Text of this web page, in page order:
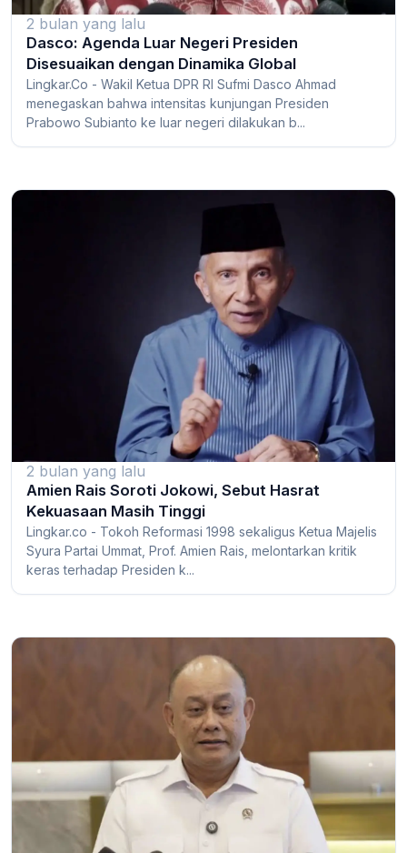
2 bulan yang lalu
Dasco: Agenda Luar Negeri Presiden
Disesuaikan dengan Dinamika Global
Lingkar.Co - Wakil Ketua DPR RI Sufmi Dasco Ahmad
menegaskan bahwa intensitas kunjungan Presiden
Prabowo Subianto ke luar negeri dilakukan b...
2 bulan yang lalu
Amien Rais Soroti Jokowi, Sebut Hasrat
Kekuasaan Masih Tinggi
Lingkar.co - Tokoh Reformasi 1998 sekaligus Ketua Majelis
Syura Partai Ummat, Prof. Amien Rais, melontarkan kritik
keras terhadap Presiden k...